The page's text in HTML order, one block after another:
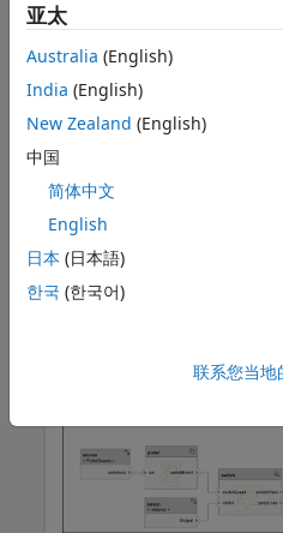
StateflowStateflow
以编程方式创建一个序列图
路口过马路的情景。
图。
打开交通灯示例
加载 TLExample
亚太
Australia (English)
India (English)
New Zealand (English)
中国
简体中文
English
日本 (日本語)
한국 (한국어)
联系您当地